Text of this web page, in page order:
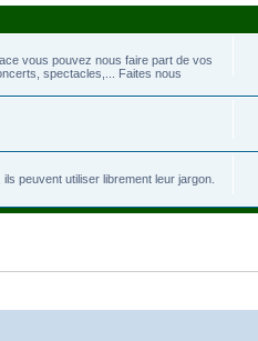
vous pouvez nous faire part de vos
spectacles,... Faites nous
peuvent utiliser librement leur jargon.